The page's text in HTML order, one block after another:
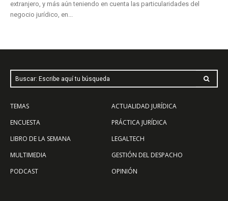
extranjero, y más aún teniendo en cuenta las particularidades del
negocio jurídico, en...
Buscar: Escribe aquí tu búsqueda
TEMAS
ENCUESTA
LIBRO DE LA SEMANA
MULTIMEDIA
PODCAST
ACTUALIDAD JURÍDICA
PRÁCTICA JURÍDICA
LEGALTECH
GESTIÓN DEL DESPACHO
OPINIÓN